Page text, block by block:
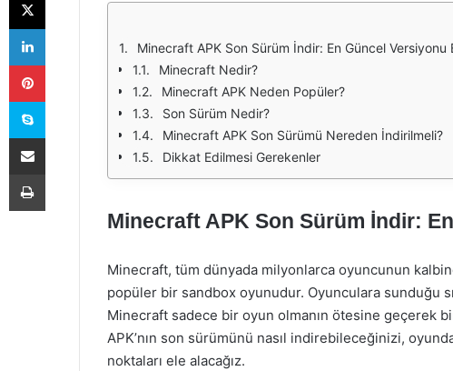
Minecraft APK Son Sürüm İndir: En Güncel Versiyonu
Minecraft Nedir?
Minecraft APK Neden Popüler?
Son Sürüm Nedir?
Minecraft APK Son Sürümü Nereden İndirilmeli?
Dikkat Edilmesi Gerekenler
Minecraft APK Son Sürüm İndir:
Minecraft, tüm dünyada milyonlarca oyuncunun
popüler bir sandbox oyunudur. Oyunculara sunduğu
Minecraft sadece bir oyun olmanın ötesine geçerek
APK’nın son sürümünü nasıl indirebileceğinizi,
noktaları ele alacağız.
LinkedIn
Pinterest
Skype
E-Posta ile paylaş